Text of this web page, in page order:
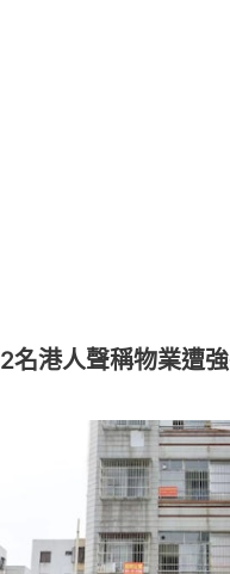
2名港人聲稱物業遭